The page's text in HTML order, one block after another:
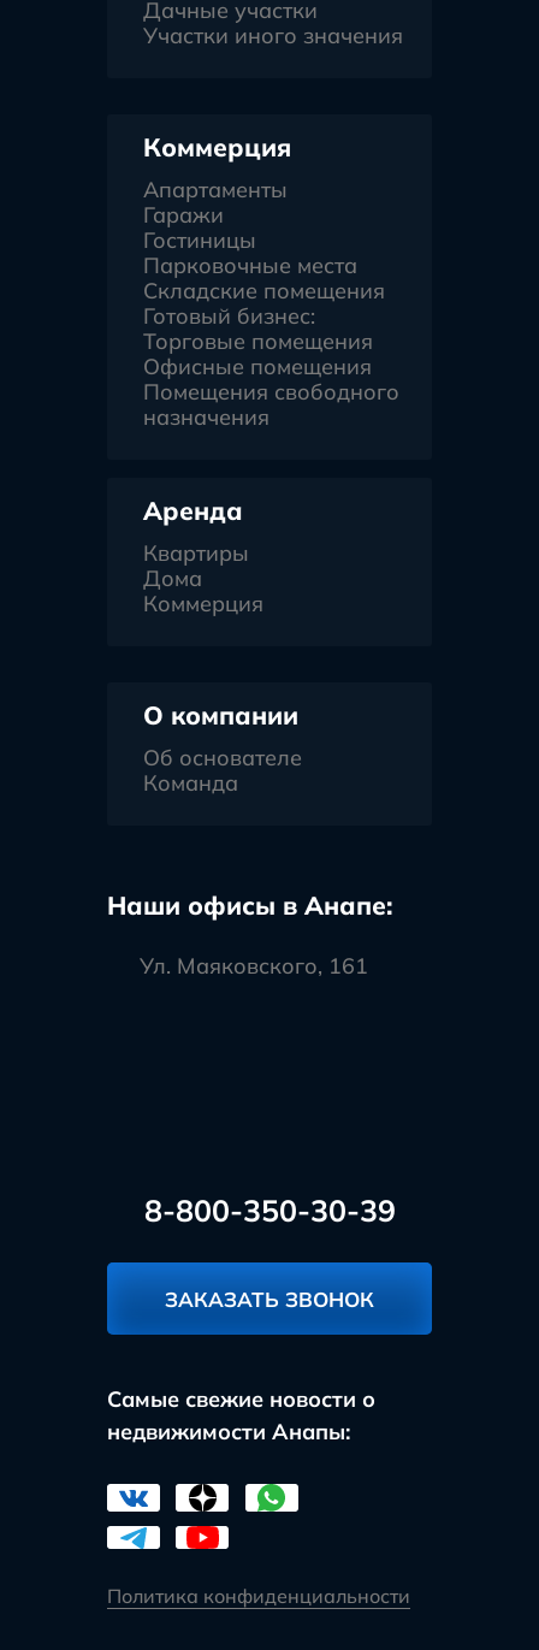
Дачные участки
Участки иного значения
Коммерция
Апартаменты
Гаражи
Гостиницы
Парковочные места
Складские помещения
Готовый бизнес:
Торговые помещения
Офисные помещения
Помещения свободного
назначения
Аренда
Квартиры
Дома
Коммерция
О компании
Об основателе
Команда
Наши офисы в Анапе:
Ул. Маяковского, 161
8-800-350-30-39
ЗАКАЗАТЬ ЗВОНОК
Самые свежие новости о
недвижимости Анапы:
Политика конфиденциальности